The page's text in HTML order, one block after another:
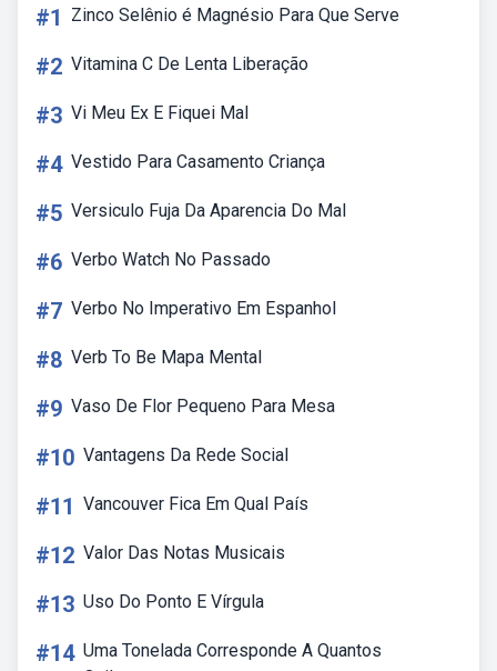
#1 Zinco Selênio é Magnésio Para Que Serve
#2 Vitamina C De Lenta Liberação
#3 Vi Meu Ex E Fiquei Mal
#4 Vestido Para Casamento Criança
#5 Versiculo Fuja Da Aparencia Do Mal
#6 Verbo Watch No Passado
#7 Verbo No Imperativo Em Espanhol
#8 Verb To Be Mapa Mental
#9 Vaso De Flor Pequeno Para Mesa
#10 Vantagens Da Rede Social
#11 Vancouver Fica Em Qual País
#12 Valor Das Notas Musicais
#13 Uso Do Ponto E Vírgula
#14 Uma Tonelada Corresponde A Quantos